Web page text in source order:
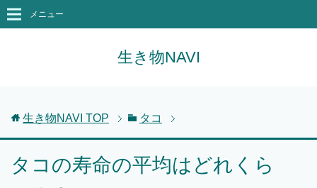
生き物NAVI
メニュー
生き物NAVI TOP タコ
タコの寿命の平均はどれくら